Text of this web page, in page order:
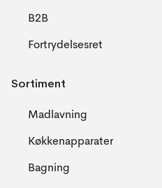
B2B
Fortrydelsesret
Sortiment
Madlavning
Køkkenapparater
Bagning